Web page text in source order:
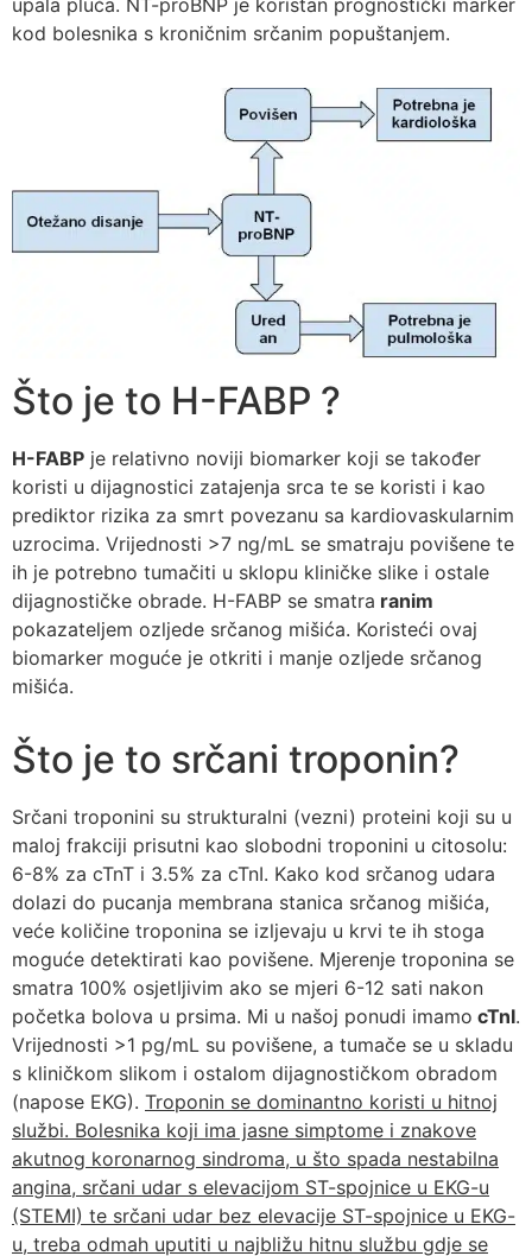
kod bolesnika s kroničnim srčanim popuštanjem.
Što je to H-FABP ?
H-FABP je relativno noviji biomarker koji se također
koristi u dijagnostici zatajenja srca te se koristi i kao
prediktor rizika za smrt povezanu sa kardiovaskularnim
uzrocima. Vrijednosti >7 ng/mL se smatraju povišene te
ih je potrebno tumačiti u sklopu kliničke slike i ostale
dijagnostičke obrade. H-FABP se smatra ranim
pokazateljem ozljede srčanog mišića. Koristeći ovaj
biomarker moguće je otkriti i manje ozljede srčanog
mišića.
Što je to srčani troponin?
Srčani troponini su strukturalni (vezni) proteini koji su u
maloj frakciji prisutni kao slobodni troponini u citosolu:
6-8% za cTnT i 3.5% za cTnI. Kako kod srčanog udara
dolazi do pucanja membrana stanica srčanog mišića,
veće količine troponina se izljevaju u krvi te ih stoga
moguće detektirati kao povišene. Mjerenje troponina se
smatra 100% osjetljivim ako se mjeri 6-12 sati nakon
početka bolova u prsima. Mi u našoj ponudi imamo cTnI.
Vrijednosti >1 pg/mL su povišene, a tumače se u skladu
s kliničkom slikom i ostalom dijagnostičkom obradom
(napose EKG). Troponin se dominantno koristi u hitnoj
službi. Bolesnika koji ima jasne simptome i znakove
akutnog koronarnog sindroma, u što spada nestabilna
angina, srčani udar s elevacijom ST-spojnice u EKG-u
(STEMI) te srčani udar bez elevacije ST-spojnice u EKG-
u, treba odmah uputiti u najbližu hitnu službu gdje se